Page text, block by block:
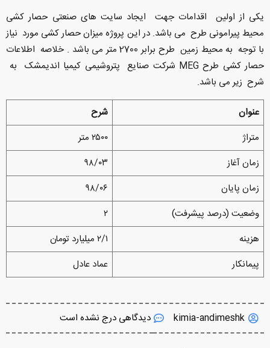
یکی از اولین اقدامات جهت ایجاد سایت های صنعتی حصار کشی
محیط پیرامونی طرح می باشد. در این پروژه میزان حصار کشی مورد نیاز
با توجه به محیط زمین طرح برابر 2700 متر می باشد . خلاصه اطلاعات
حصار کشی طرح MEG شرکت صنایع پتروشیمی کیمیا اندیمشک به
شرح زیر می باشد.
عنوان
شرح
متراژ
۲۵۰۰ متر
زمان آغاز
۹۸/۰۳
زمان پایان
۹۸/۰۶
وضعیت (درصد پیشرفت)
۲
هزینه
۲/۱ میلیارد تومان
پیمانکار
عماد عادل
kimia-andimeshk دیدگاهی درج نشده است